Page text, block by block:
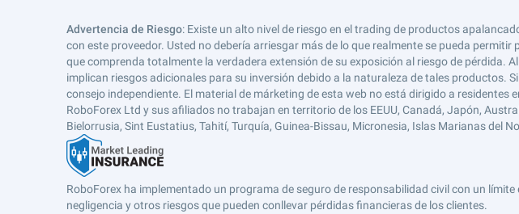
Advertencia de Riesgo: Existe un alto nivel de riesgo en el trading de productos
con este proveedor. Usted no debería arriesgar más de lo que realmente se pueda
que comprenda totalmente la verdadera extensión de su exposición al riesgo de pérdida.
implican riesgos adicionales para su inversión debido a la naturaleza de tales productos.
consejo independiente. El material de márketing de esta web no está dirigido a
RoboForex Ltd y sus afiliados no trabajan en territorio de los EEUU, Canadá, Japón,
Bielorrusia, Sint Eustatius, Tahití, Turquía, Guinea-Bissau, Micronesia, Islas Marianas del
RoboForex ha implementado un programa de seguro de responsabilidad civil con un
negligencia y otros riesgos que pueden conllevar pérdidas financieras de los clientes.